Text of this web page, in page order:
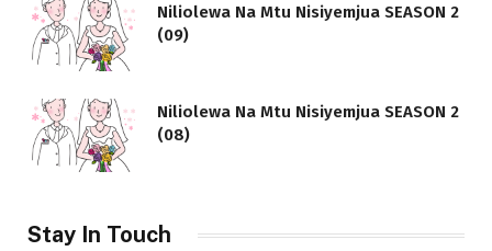
Niliolewa Na Mtu Nisiyemjua SEASON 2
(09)
Niliolewa Na Mtu Nisiyemjua SEASON 2
(08)
Stay In Touch